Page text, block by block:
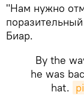
​"Нам нужно
Биар.
By the
he was
hat.